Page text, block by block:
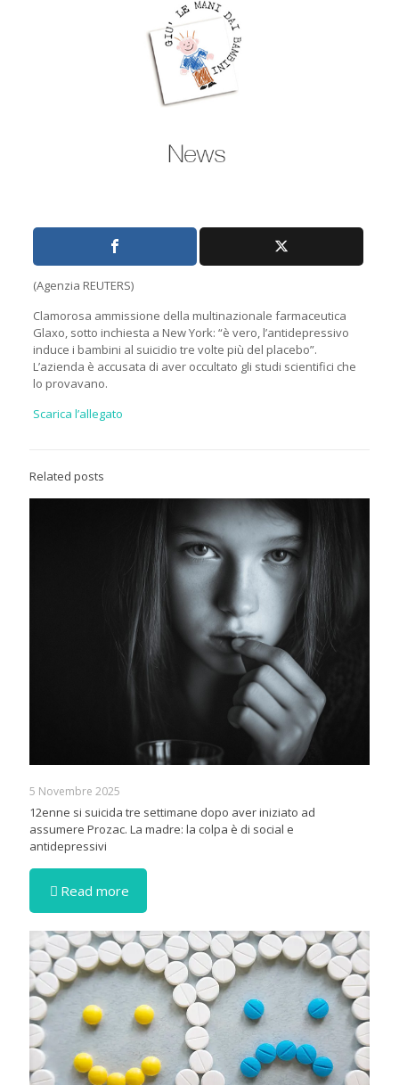
(Agenzia REUTERS)
Clamorosa ammissione della multinazionale farmaceutica
Glaxo, sotto inchiesta a New York: “è vero, l’antidepressivo
induce i bambini al suicidio tre volte più del placebo”.
L’azienda è accusata di aver occultato gli studi scientifici che
lo provavano.
Scarica l’allegato
Related posts
5 Novembre 2025
12enne si suicida tre settimane dopo aver iniziato ad
assumere Prozac. La madre: la colpa è di social e
antidepressivi
Read more